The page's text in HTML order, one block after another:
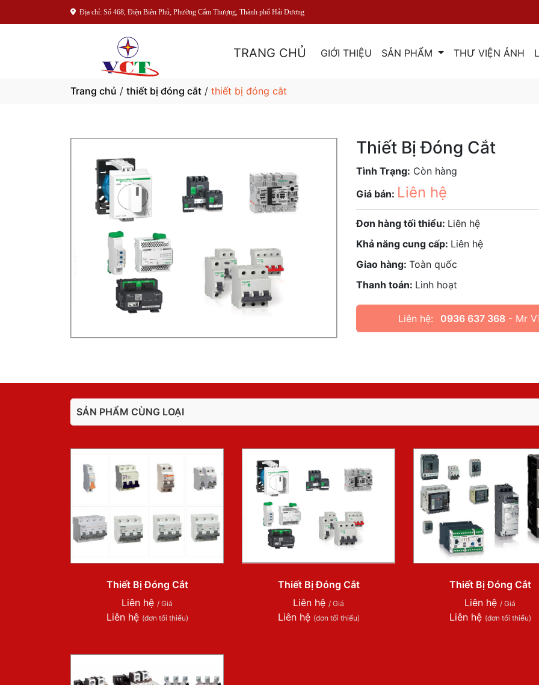
Địa chỉ: Số 468, Điện Biên Phủ, Phường Cẩm Thượng, Thành phố Hải Dương
TRANG CHỦ GIỚI THIỆU SẢN PHẨM THƯ VIỆN ẢNH
Trang chủ / thiết bị đóng cắt / thiết bị đóng cắt
Thiết Bị Đóng Cắt
Tình Trạng: Còn hàng
Giá bán: Liên hệ
Đơn hàng tối thiểu: Liên hệ
Khả năng cung cấp: Liên hệ
Giao hàng: Toàn quốc
Thanh toán: Linh hoạt
Liên hệ: 0936 637 368- Mr
SẢN PHẨM CÙNG LOẠI
Thiết Bị Đóng Cắt
Liên hệ / Giá
Liên hệ (đơn tối thiểu)
Thiết Bị Đóng Cắt
Liên hệ / Giá
Liên hệ (đơn tối thiểu)
Thiết Bị Đóng Cắt
Liên hệ / Giá
Liên hệ (đơn tối thiểu)